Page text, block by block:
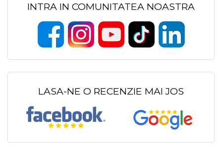
INTRA IN COMUNITATEA NOASTRA
LASA-NE O RECENZIE MAI JOS